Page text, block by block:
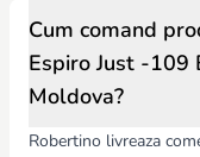
Cum comand
Espiro Just -109
Moldova?
Robertino livreaza